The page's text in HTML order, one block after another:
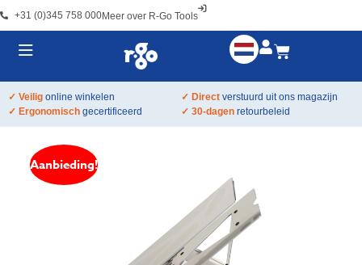
+31 (0)345 758 000Meer over R-Go Tools
✓ Veilig online winkelen ✓ Direct verstuurd uit ons magazijn
✓ Ergonomisch gecertificeerd ✓ 30-dagen retourbeleid
Aanbieding!